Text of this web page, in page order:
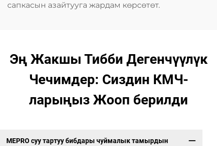
сапкасын азайтууга жардам көрсөтөт.
Эң Жакшы Тибби Дегенчүүлүк
Чечимдер: Сиздин КМЧ-
ларыңыз Жооп берилди
MEPRO суу тартуу бибдары чуймалык тамырдын